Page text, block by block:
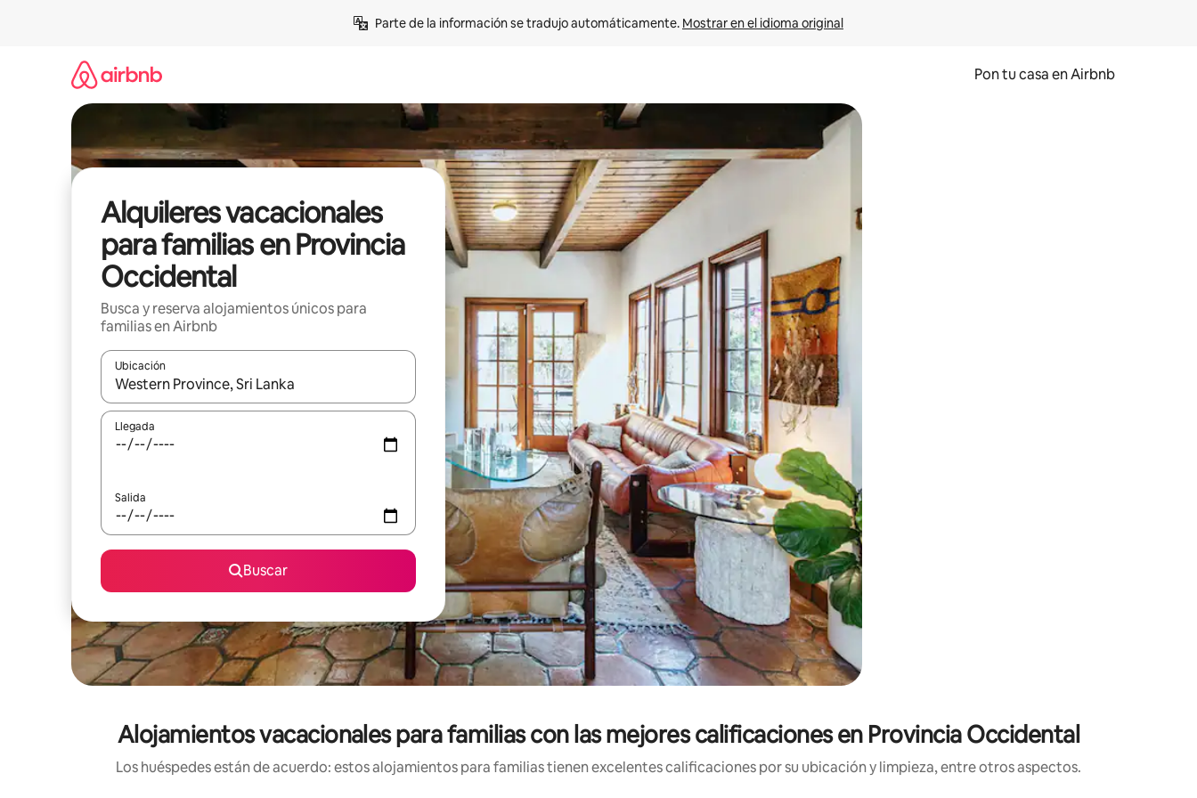
Parte de la información se tradujo automáticamente. Mostrar en el idioma original
Pon tu casa en Airbnb
Alquileres vacacionales
para familias en Provincia
Occidental
Busca y reserva alojamientos únicos para
familias en Airbnb
Ubicación
Cuando los resultados estén disponibles, navega con las teclas de flecha hacia arriba y hacia abajo o explora con el tacto o desliza el dedo.
Llegada
Salida
Buscar
Alojamientos vacacionales para familias con las mejores calificaciones en Provincia Occidental
Los huéspedes están de acuerdo: estos alojamientos para familias tienen excelentes calificaciones por su ubicación y limpieza, entre otros aspectos.